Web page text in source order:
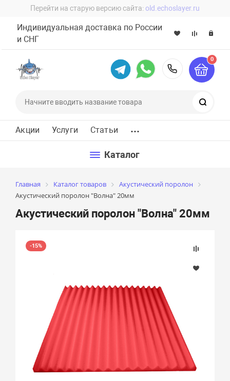
Перейти на старую версию сайта: old.echoslayer.ru
Индивидуальная доставка по России
и СНГ
8 (800)
0
Акции Услуги Статьи ...
Каталог
Главная Каталог товаров
Акустический поролон
Акустический поролон "Волна" 20мм
Акустический поролон "Волна" 20мм
-15%